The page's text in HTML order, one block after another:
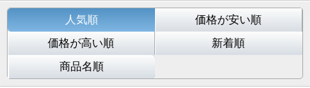
人気順
価格が安い順
価格が高い順
新着順
商品名順